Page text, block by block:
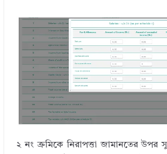
২ নং ক্রমিকে নিরাপত্তা জামানতের উপর